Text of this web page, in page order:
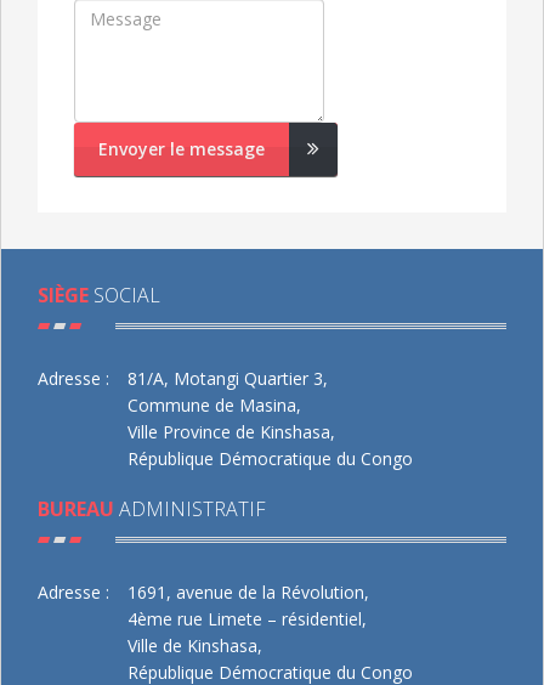
Envoyer le message
SIÈGE SOCIAL
Adresse :
81/A, Motangi Quartier 3,
Commune de Masina,
Ville Province de Kinshasa,
République Démocratique du Congo
BUREAU ADMINISTRATIF
Adresse :
1691, avenue de la Révolution,
4ème rue Limete – résidentiel,
Ville de Kinshasa,
République Démocratique du Congo